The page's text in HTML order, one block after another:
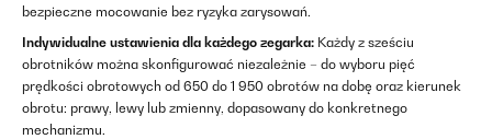
bezpieczne mocowanie bez ryzyka zarysowań.
Indywidualne ustawienia dla każdego zegarka: Każdy z sześciu
obrotników można skonfigurować niezależnie – do wyboru pięć
prędkości obrotowych od 650 do 1 950 obrotów na dobę oraz kierunek
obrotu: prawy, lewy lub zmienny, dopasowany do konkretnego
mechanizmu.